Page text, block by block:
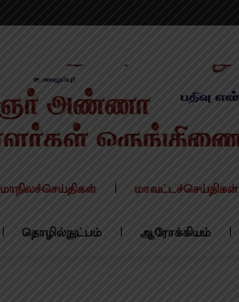
மாநிலச்செய்திகள் மாவட்டச்செய்திகள்
தொழில்நுட்பம் ஆரோக்கியம்